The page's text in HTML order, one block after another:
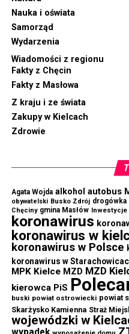
Nauka i oświata
Samorząd
Wydarzenia
Wiadomości z regionu
Fakty z Chęcin
Fakty z Masłowa
Z kraju i ze świata
Zakupy w Kielcach
Zdrowie
Agata Wojda alkohol autobus
obywatelski Busko Zdrój drogówka
Chęciny gmina Masłów Inwestycje
koronawirus
koronawirus w
koronawirus w Polsce
koronawirus w
MPK Kielce MZD MZD
kierowca PiS
buski powiat ostrowiecki powiat
Skarżysko Kamienna Straż
wojewódzki w